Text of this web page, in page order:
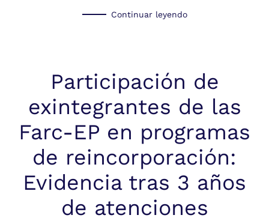
Continuar leyendo
Participación de
exintegrantes de las
Farc-EP en programas
de reincorporación:
Evidencia tras 3 años
de atenciones